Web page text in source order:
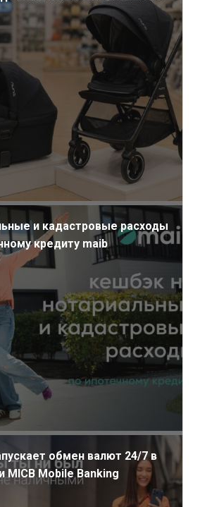
и кадастровые расходы
кредиту maib
обмен валют 24/7 в
MICB Mobile Banking